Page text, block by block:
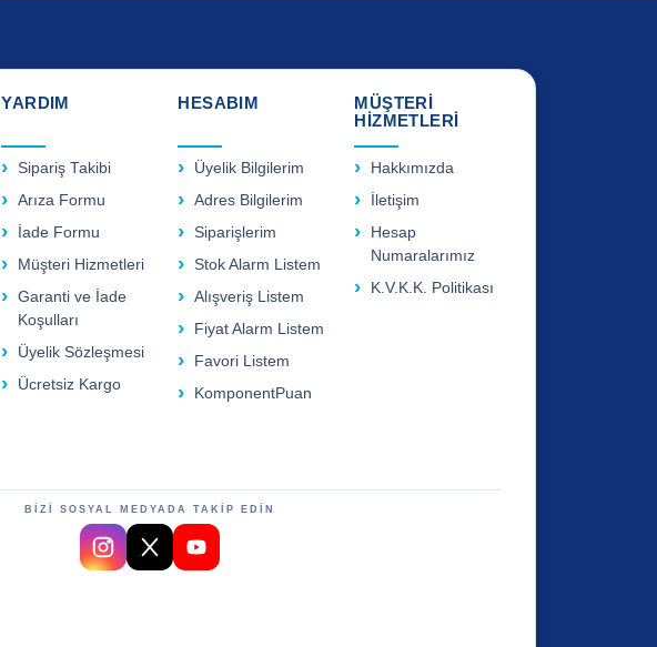
YARDIM
Sipariş Takibi
Arıza Formu
İade Formu
Müşteri Hizmetleri
Garanti ve İade
Koşulları
Üyelik Sözleşmesi
Ücretsiz Kargo
HESABIM
Üyelik Bilgilerim
Adres Bilgilerim
Siparişlerim
Stok Alarm Listem
Alışveriş Listem
Fiyat Alarm Listem
Favori Listem
KomponentPuan
MÜŞTERİ
HİZMETLERİ
Hakkımızda
İletişim
Hesap
Numaralarımız
K.V.K.K. Politikası
BİZİ SOSYAL MEDYADA TAKİP EDİN